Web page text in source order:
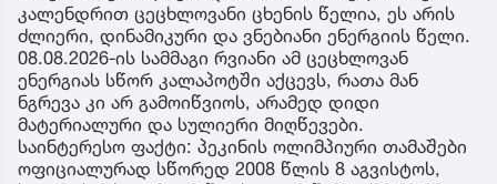
კალენდრით ცეცხლოვანი ცხენის წელია, ეს არის
ძლიერი, დინამიკური და ვნებიანი ენერგიის წელი.
08.08.2026-ის სამმაგი რვიანი ამ ცეცხლოვან
ენერგიას სწორ კალაპოტში აქცევს, რათა მან
ნგრევა კი არ გამოიწვიოს, არამედ დიდი
მატერიალური და სულიერი მიღწევები.
საინტერესო ფაქტი: პეკინის ოლიმპიური თამაშები
ოფიციალურად სწორედ 2008 წლის 8 აგვისტოს,